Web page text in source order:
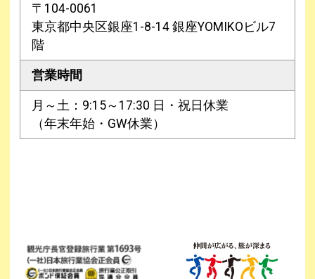
〒104-0061
東京都中央区銀座1-8-14 銀座YOMIKOビル7
階
営業時間
月～土：9:15～17:30 日・祝日休業
（年末年始・GW休業）